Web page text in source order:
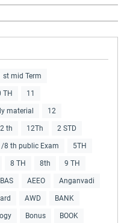
st mid Term
TH 11
material 12
th 12Th 2 STD
/8 th public Exam 5TH
8 TH 8th 9 TH
AEEO Anganvadi
AWD BANK
Bonus BOOK